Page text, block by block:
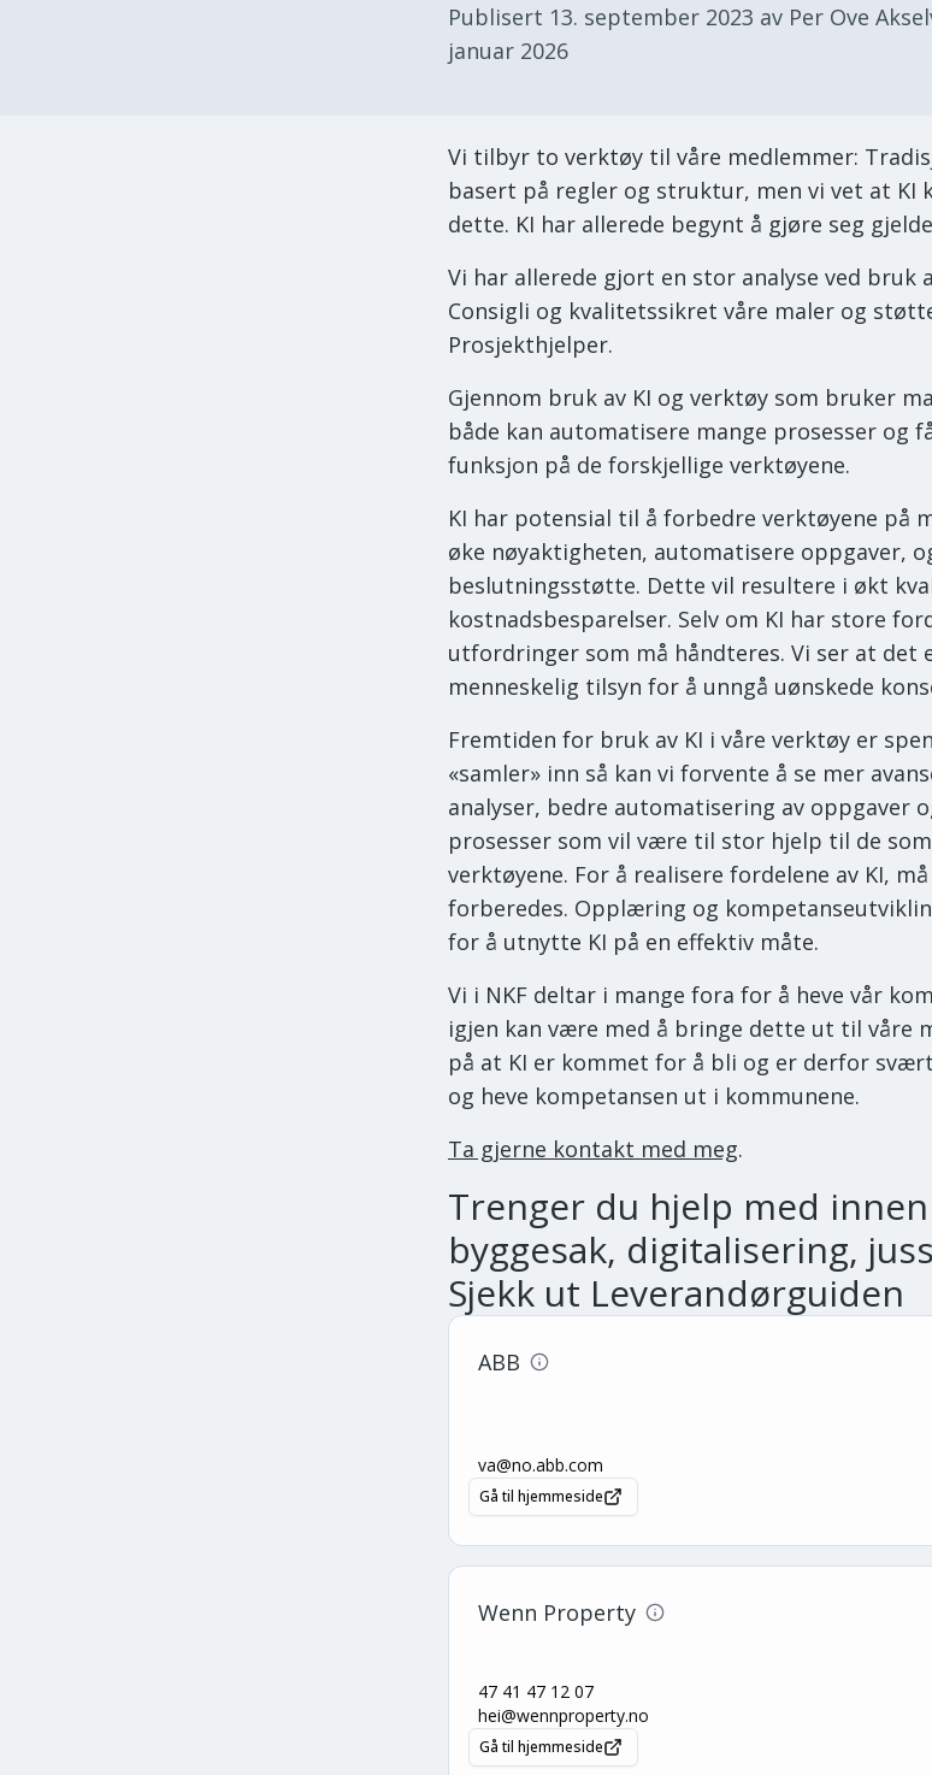
Publisert 13. september 2023 av Per Ove
januar 2026
Vi tilbyr to verktøy til våre medlemmer:
basert på regler og struktur, men vi vet at KI
dette. KI har allerede begynt å gjøre seg
Vi har allerede gjort en stor analyse ved bruk
Consigli og kvalitetssikret våre maler og
Prosjekthjelper.
Gjennom bruk av KI og verktøy som bruker
både kan automatisere mange prosesser og
funksjon på de forskjellige verktøyene.
KI har potensial til å forbedre verktøyene på
øke nøyaktigheten, automatisere oppgaver,
beslutningsstøtte. Dette vil resultere i økt
kostnadsbesparelser. Selv om KI har store
utfordringer som må håndteres. Vi ser at det
menneskelig tilsyn for å unngå uønskede
Fremtiden for bruk av KI i våre verktøy er
«samler» inn så kan vi forvente å se mer
analyser, bedre automatisering av oppgaver
prosesser som vil være til stor hjelp til de
verktøyene. For å realisere fordelene av KI,
forberedes. Opplæring og
for å utnytte KI på en effektiv måte.
Vi i NKF deltar i mange fora for å heve vår
igjen kan være med å bringe dette ut til våre
på at KI er kommet for å bli og er derfor
og heve kompetansen ut i kommunene.
Ta gjerne kontakt med meg.
Trenger du hjelp med
byggesak, digitalisering,
Sjekk ut Leverandørguiden
ABB
va@no.abb.com
Gå til hjemmeside
Wenn Property
47 41 47 12 07
hei@wennproperty.no
Gå til hjemmeside